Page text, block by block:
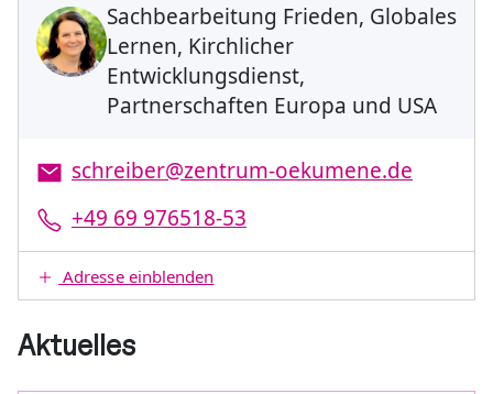
Sachbearbeitung Frieden, Globales
Lernen, Kirchlicher
Entwicklungsdienst,
Partnerschaften Europa und USA
schreiber@zentrum-oekumene.de
+49 69 976518-53
Adresse einblenden
Aktuelles